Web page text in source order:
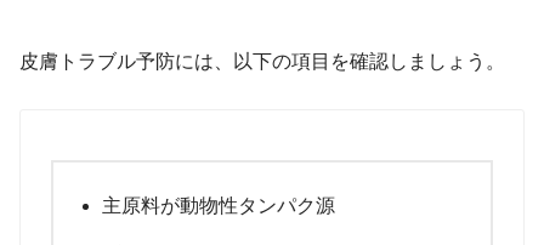
皮膚トラブル予防には、以下の項目を確認しましょう。
主原料が動物性タンパク源